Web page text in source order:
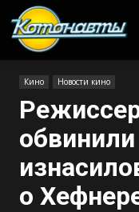
Кино Новости кино
о